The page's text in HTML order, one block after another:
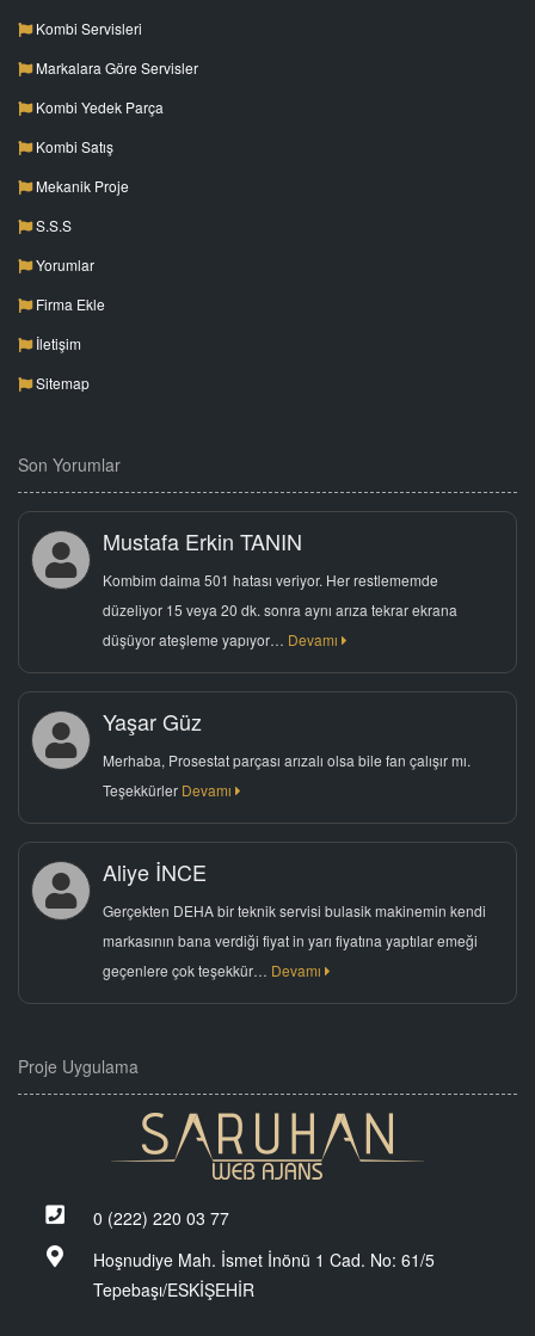
Kombi Servisleri
Markalara Göre Servisler
Kombi Yedek Parça
Kombi Satış
Mekanik Proje
S.S.S
Yorumlar
Firma Ekle
İletişim
Sitemap
Son Yorumlar
Mustafa Erkin TANIN
Kombim daima 501 hatası veriyor. Her restlememde
düzeliyor 15 veya 20 dk. sonra aynı arıza tekrar ekrana
düşüyor ateşleme yapıyor… Devamı
Yaşar Güz
Merhaba, Prosestat parçası arızalı olsa bile fan çalışır mı.
Teşekkürler Devamı
Aliye İNCE
Gerçekten DEHA bir teknik servisi bulasik makinemin kendi
markasının bana verdiği fiyat in yarı fiyatına yaptılar emeği
geçenlere çok teşekkür… Devamı
Proje Uygulama
0 (222) 220 03 77
Hoşnudiye Mah. İsmet İnönü 1 Cad. No: 61/5
Tepebaşı/ESKİŞEHİR